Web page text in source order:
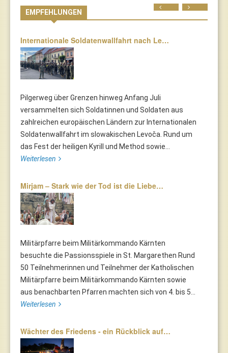
EMPFEHLUNGEN
Internationale Soldatenwallfahrt nach Le…
Pilgerweg über Grenzen hinweg Anfang Juli
versammelten sich Soldatinnen und Soldaten aus
zahlreichen europäischen Ländern zur Internationalen
Soldatenwallfahrt im slowakischen Levoča. Rund um
das Fest der heiligen Kyrill und Method sowie...
Weiterlesen
Mirjam – Stark wie der Tod ist die Liebe…
Militärpfarre beim Militärkommando Kärnten
besuchte die Passionsspiele in St. Margarethen Rund
50 Teilnehmerinnen und Teilnehmer der Katholischen
Militärpfarre beim Militärkommando Kärnten sowie
aus benachbarten Pfarren machten sich von 4. bis 5...
Weiterlesen
Wächter des Friedens - ein Rückblick auf…